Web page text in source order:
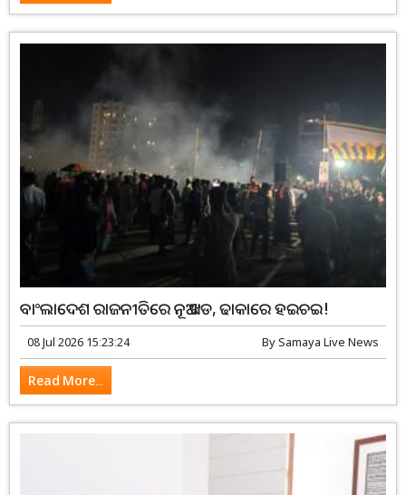
ବାଂଲାଦେଶ ରାଜନୀତିରେ ନୂଆ ଝଡ, ଢାକାରେ ହଇଚଇ!
08 Jul 2026 15:23:24 BySamaya Live News
Read More...